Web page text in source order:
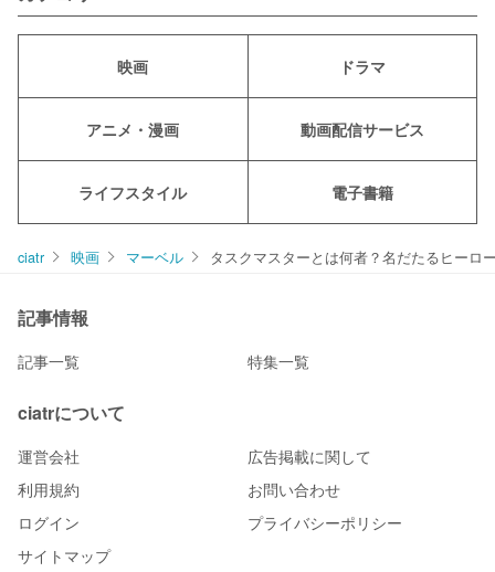
映画 ドラマ
アニメ・漫画 動画配信サービス
ライフスタイル 電子書籍
ciatr 映画 マーベル タスクマスターとは何者？名だたるヒーロ
記事情報
記事一覧 特集一覧
ciatrについて
運営会社
広告掲載に関して
利用規約
お問い合わせ
ログイン
プライバシーポリシー
サイトマップ